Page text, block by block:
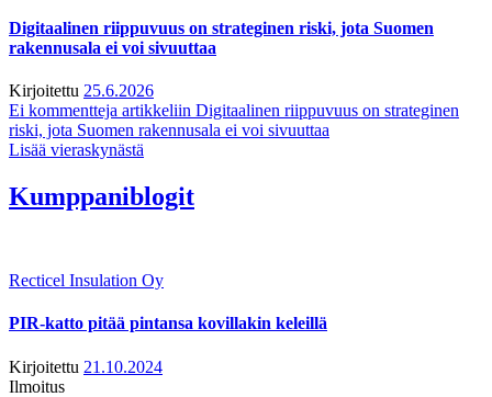
Digitaalinen riippuvuus on strateginen riski, jota Suomen
rakennusala ei voi sivuuttaa
Kirjoitettu 25.6.2026
Ei kommentteja artikkeliin Digitaalinen riippuvuus on strateginen
riski, jota Suomen rakennusala ei voi sivuuttaa
Lisää vieraskynästä
Kumppaniblogit
Recticel Insulation Oy
PIR-katto pitää pintansa kovillakin keleillä
Kirjoitettu 21.10.2024
Ilmoitus